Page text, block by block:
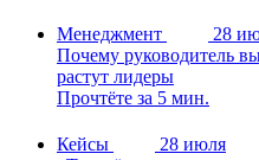
Менеджмент
28
Почему руководитель
растут лидеры
Прочтёте за 5 мин.
Кейсы
28 июля